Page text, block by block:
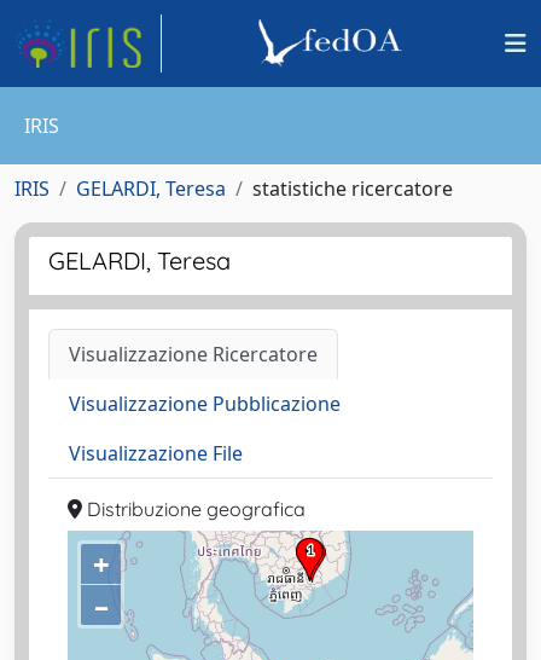
IRIS
IRIS GELARDI, Teresa statistiche ricercatore
GELARDI, Teresa
Visualizzazione Ricercatore
Visualizzazione Pubblicazione
Visualizzazione File
Distribuzione geografica
+
–